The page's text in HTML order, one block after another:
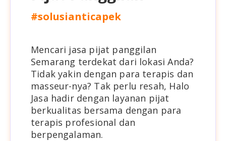
#solusianticapek
Mencari jasa pijat panggilan
Semarang terdekat dari lokasi Anda?
Tidak yakin dengan para terapis dan
masseur-nya? Tak perlu resah, Halo
Jasa hadir dengan layanan pijat
berkualitas bersama dengan para
terapis profesional dan
berpengalaman.